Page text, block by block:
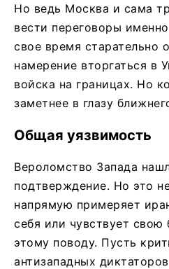
Но ведь Москва и сама
вести переговоры
свое время старательно
намерение вторгаться в
войска на границах. Но
заметнее в глазу
Общая уязвимость
Вероломство Запада
подтверждение. Но это
напрямую примеряет
себя или чувствует
этому поводу. Пусть
антизападных